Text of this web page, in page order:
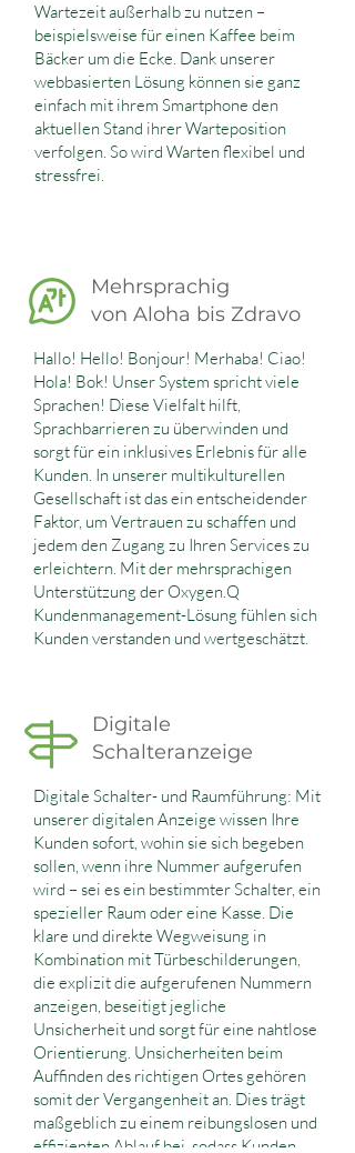
Wartezeit außerhalb zu nutzen –
beispielsweise für einen Kaffee beim
Bäcker um die Ecke. Dank unserer
webbasierten Lösung können sie ganz
einfach mit ihrem Smartphone den
aktuellen Stand ihrer Warteposition
verfolgen. So wird Warten flexibel und
stressfrei.
Mehrsprachig
von Aloha bis Zdravo
Hallo! Hello! Bonjour! Merhaba! Ciao!
Hola! Bok! Unser System spricht viele
Sprachen! Diese Vielfalt hilft,
Sprachbarrieren zu überwinden und
sorgt für ein inklusives Erlebnis für alle
Kunden. In unserer multikulturellen
Gesellschaft ist das ein entscheidender
Faktor, um Vertrauen zu schaffen und
jedem den Zugang zu Ihren Services zu
erleichtern. Mit der mehrsprachigen
Unterstützung der Oxygen.Q
Kundenmanagement-Lösung fühlen sich
Kunden verstanden und wertgeschätzt.
Digitale
Schalteranzeige
Digitale Schalter- und Raumführung: Mit
unserer digitalen Anzeige wissen Ihre
Kunden sofort, wohin sie sich begeben
sollen, wenn ihre Nummer aufgerufen
wird – sei es ein bestimmter Schalter, ein
spezieller Raum oder eine Kasse. Die
klare und direkte Wegweisung in
Kombination mit Türbeschilderungen,
die explizit die aufgerufenen Nummern
anzeigen, beseitigt jegliche
Unsicherheit und sorgt für eine nahtlose
Orientierung. Unsicherheiten beim
Auffinden des richtigen Ortes gehören
somit der Vergangenheit an. Dies trägt
maßgeblich zu einem reibungslosen und
effizienten Ablauf bei, sodass Kunden